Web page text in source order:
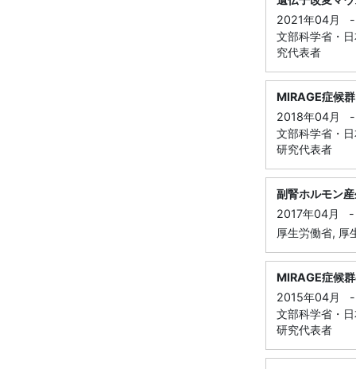
2021年04月
-
文部科学省・
究代表者
MIRAGE症候
2018年04月
-
文部科学省・
研究代表者
副腎ホルモン
2017年04月
-
厚生労働省,
MIRAGE症候
2015年04月
-
文部科学省・
研究代表者